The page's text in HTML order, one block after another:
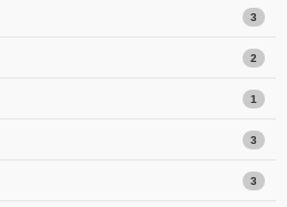
3
2
1
3
3